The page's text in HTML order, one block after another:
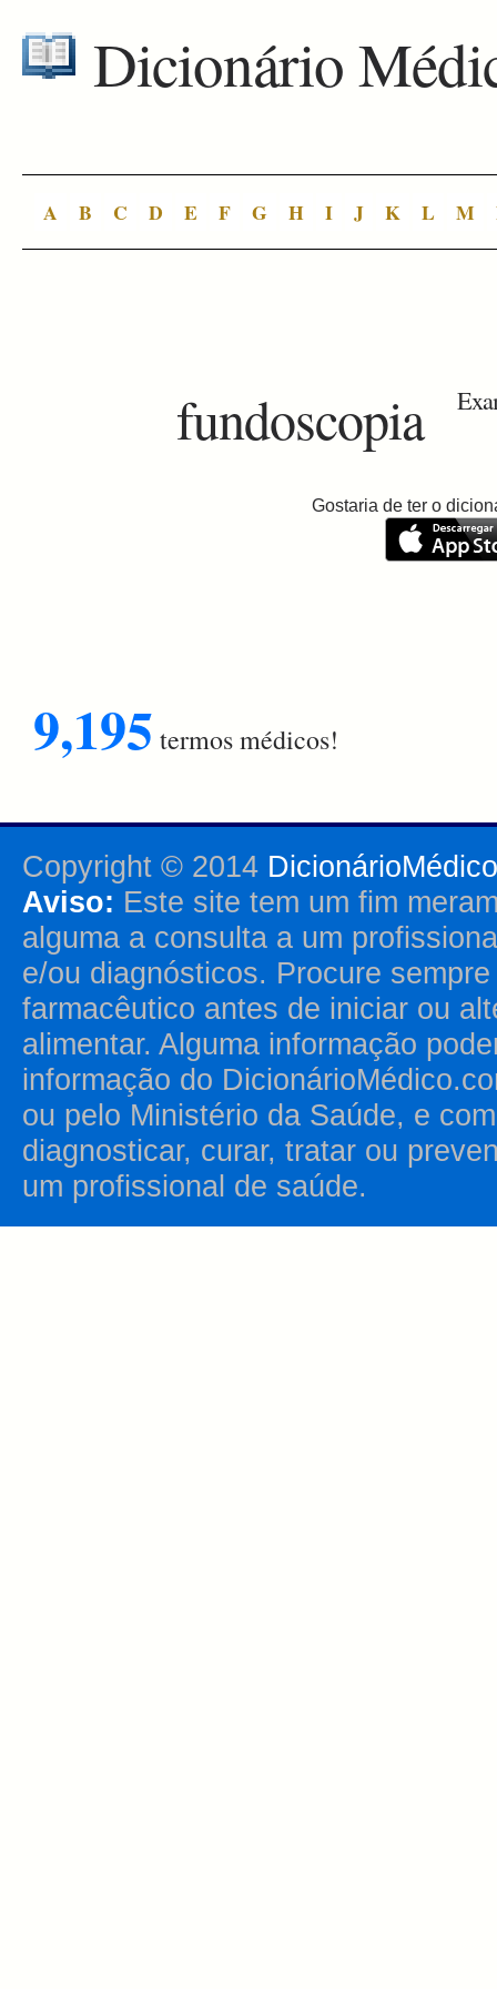
Dicionário
A B C D E F G H I J K L M
fundoscopia
Gostaria de ter o
9,195 termos médicos!
Copyright © 2014
Aviso: Este site tem um fim
alguma a consulta a um
e/ou diagnósticos. Procure
farmacêutico antes de iniciar ou
alimentar. Alguma informação
informação do
ou pelo Ministério da Saúde, e
diagnosticar, curar, tratar ou
um profissional de saúde.